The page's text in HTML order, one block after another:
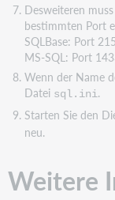
Desweiteren
bestimmten Port
SQLBase: Port
MS-SQL: Port
Wenn der Name
Datei sql.ini.
Starten Sie den
neu.
Weitere